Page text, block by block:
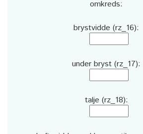
omkreds:
brystvidde (rz_16):
under bryst (rz_17):
talje (rz_18):